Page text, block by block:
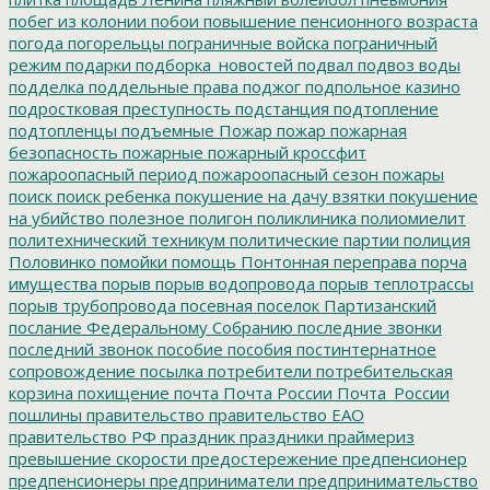
побег из колонии побои повышение пенсионного возраста
погода погорельцы пограничные войска пограничный
режим подарки подборка_новостей подвал подвоз воды
подделка поддельные права поджог подпольное казино
подростковая преступность подстанция подтопление
подтопленцы подъемные Пожар пожар пожарная
безопасность пожарные пожарный кроссфит
пожароопасный период пожароопасный сезон пожары
поиск поиск ребенка покушение на дачу взятки покушение
на убийство полезное полигон поликлиника полиомиелит
политехнический техникум политические партии полиция
Половинко помойки помощь Понтонная переправа порча
имущества порыв порыв водопровода порыв теплотрассы
порыв трубопровода посевная поселок Партизанский
послание Федеральному Собранию последние звонки
последний звонок пособие пособия постинтернатное
сопровождение посылка потребители потребительская
корзина похищение почта Почта России Почта_России
пошлины правительство правительство ЕАО
правительство РФ праздник праздники праймериз
превышение скорости предостережение предпенсионер
предпенсионеры предприниматели предпринимательство